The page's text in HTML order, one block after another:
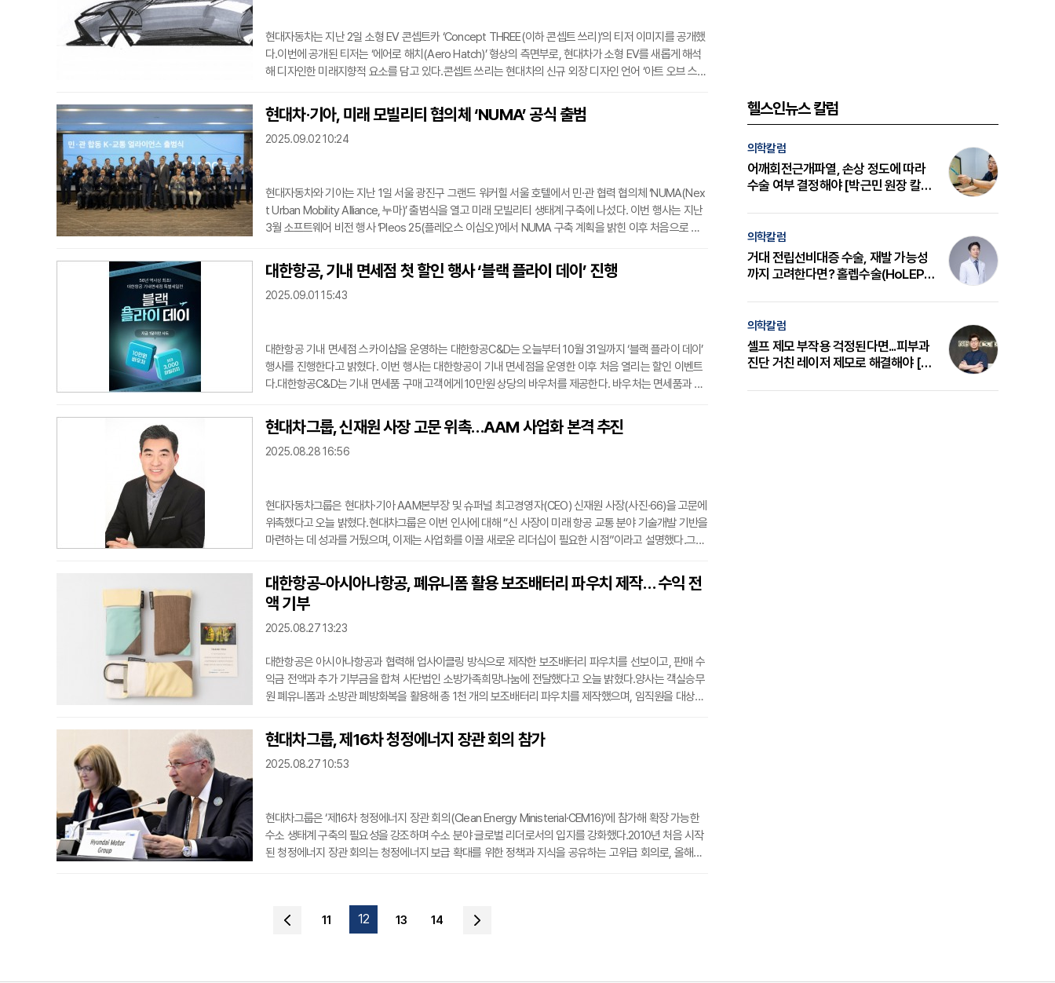
현대자동차는 지난 2일 소형 EV 콘셉트카 ‘Concept THREE(이하 콘셉트 쓰리)’의 티저 이미지를 공개했
다.이번에 공개된 티저는 ‘에어로 해치(Aero Hatch)’ 형상의 측면부로, 현대차가 소형 EV를 새롭게 해석
해 디자인한 미래지향적 요소를 담고 있다.콘셉트 쓰리는 현대차의 신규 외장 디자인 언어 ‘아트 오브 스틸
반영한 차체 표면, 정밀하게 표현된 캐릭터 라인이 돋보인다.현대차는 오는 9일부터 14일까지 독일 뮌헨
에서 열리는 유럽 최대 모빌리티쇼 ‘IAA 모빌리티 2025’에 4년 만에 참가해 콘셉트 쓰리를 세계 최초로
공개할
현대차·기아, 미래 모빌리티 협의체 ‘NUMA’ 공식 출범
2025.09.02 10:24
현대자동차와 기아는 지난 1일 서울 광진구 그랜드 워커힐 서울 호텔에서 민·관 협력 협의체 ‘NUMA(Nex
t Urban Mobility Alliance, 누마)’ 출범식을 열고 미래 모빌리티 생태계 구축에 나섰다. 이번 행사는 지난
3월 소프트웨어 비전 행사 ‘Pleos 25(플레오스 이십오)’에서 NUMA 구축 계획을 밝힌 이후 처음으로 열
기관, 민간 기업, 연구 기관 등 다양한 주체가 참석해 미래 모빌리티 조성을 위한 공동 비전을 공유하고 협
력 체계를 마련했다.NUMA는 지역 간 교통 격차, 교통약자의 이동 문제 등 사회적 과제를 해결하기 위해
기업의
대한항공, 기내 면세점 첫 할인 행사 ‘블랙 플라이 데이’ 진행
2025.09.01 15:43
대한항공 기내 면세점 스카이샵을 운영하는 대한항공C&D는 오늘부터 10월 31일까지 ‘블랙 플라이 데이’
행사를 진행한다고 밝혔다. 이번 행사는 대한항공이 기내 면세점을 운영한 이후 처음 열리는 할인 이벤트
다.대한항공C&D는 기내 면세품 구매 고객에게 10만원 상당의 바우처를 제공한다. 바우처는 면세품과 함
을 수 있다. 바우처 사용 기간은 11월 1일부터 내년 6월 30일까지다.구매 금액에 따른 마일리지 적립 혜택
도 마련됐다. 399달러 이하 구매 시 100마일, 400~599달러는 1000마일, 600달러 이상은 3000마일
이 적립된다. 구매 금
현대차그룹, 신재원 사장 고문 위촉…AAM 사업화 본격 추진
2025.08.28 16:56
현대자동차그룹은 현대차·기아 AAM본부장 및 슈퍼널 최고경영자(CEO) 신재원 사장(사진·66)을 고문에
위촉했다고 오늘 밝혔다.현대차그룹은 이번 인사에 대해 “신 사장이 미래 항공 교통 분야 기술개발 기반을
마련하는 데 성과를 거뒀으며, 이제는 사업화를 이끌 새로운 리더십이 필요한 시점”이라고 설명했다.그룹
성능 확보에 집중해 왔다. 향후에는 사업 개발과 운영 역량에 강점을 가진 리더십과 함께 본격적인 사업화
2단계로 진입한다는 계획이다.신 사장은 2019년 현대차그룹에 합류해 AAM 사업을 총괄해왔으며, 2021
년부터 슈
대한항공-아시아나항공, 폐유니폼 활용 보조배터리 파우치 제작… 수익 전
액 기부
2025.08.27 13:23
대한항공은 아시아나항공과 협력해 업사이클링 방식으로 제작한 보조배터리 파우치를 선보이고, 판매 수
익금 전액과 추가 기부금을 합쳐 사단법인 소방가족희망나눔에 전달했다고 오늘 밝혔다.양사는 객실승무
원 폐유니폼과 소방관 폐방화복을 활용해 총 1천 개의 보조배터리 파우치를 제작했으며, 임직원을 대상으
이 동일 금액을 출연하면서 총 3천만 원의 기부금이 조성됐다.기부금 전달식은 26일 오전 강서구 대한항
공 본사에서 열렸으며, 지상휘 대한항공 사회봉사단 운영위원장, 정성원 아시아나항공 HR 담당 수석부장,
박현숙 소방가
현대차그룹, 제16차 청정에너지 장관 회의 참가
2025.08.27 10:53
현대차그룹은 ‘제16차 청정에너지 장관 회의(Clean Energy Ministerial·CEM16)’에 참가해 확장 가능한
수소 생태계 구축의 필요성을 강조하며 수소 분야 글로벌 리더로서의 입지를 강화했다.2010년 처음 시작
된 청정에너지 장관 회의는 청정에너지 보급 확대를 위한 정책과 지식을 공유하는 고위급 회의로, 올해로
장·차관급 대표단이 참석했다. 또한 국제에너지기구(IEA), 유엔산업개발기구(UNIDO), 세계은행(WB) 등
국제기구 주요11 12 13 14
헬스인뉴스 칼럼
의학칼럼
어깨회전근개파열, 손상 정도에 따라
수술 여부 결정해야 [박근민 원장 칼
의학칼럼
거대 전립선비대증 수술, 재발 가능성
까지 고려한다면? 홀렙수술(HoLEP)
의학칼럼
셀프 제모 부작용 걱정된다면...피부과
진단 거친 레이저 제모로 해결해야 [변